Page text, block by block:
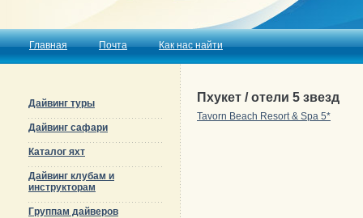
Главная Почта Как нас найти
Дайвинг туры
Дайвинг сафари
Каталог яхт
Дайвинг клубам и
инструкторам
Группам дайверов
Пхукет / отели 5 звезд
Tavorn Beach Resort & Spa 5*